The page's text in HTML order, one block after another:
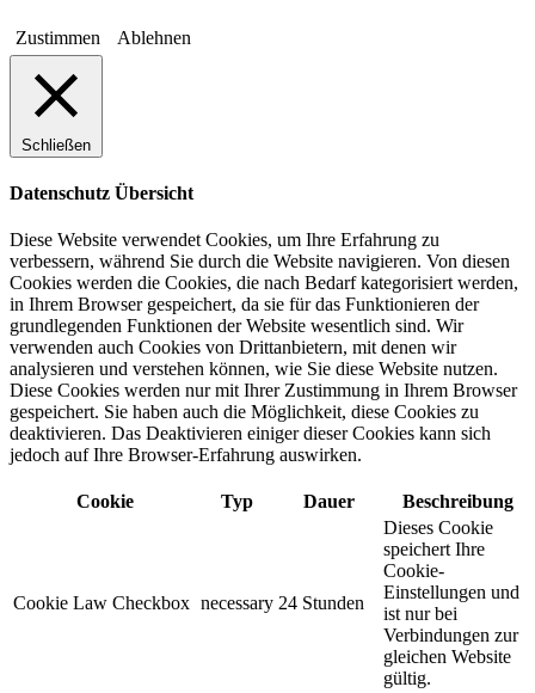
Zustimmen Ablehnen
Schließen
Datenschutz Übersicht
Diese Website verwendet Cookies, um Ihre Erfahrung zu
verbessern, während Sie durch die Website navigieren. Von diesen
Cookies werden die Cookies, die nach Bedarf kategorisiert werden,
in Ihrem Browser gespeichert, da sie für das Funktionieren der
grundlegenden Funktionen der Website wesentlich sind. Wir
verwenden auch Cookies von Drittanbietern, mit denen wir
analysieren und verstehen können, wie Sie diese Website nutzen.
Diese Cookies werden nur mit Ihrer Zustimmung in Ihrem Browser
gespeichert. Sie haben auch die Möglichkeit, diese Cookies zu
deaktivieren. Das Deaktivieren einiger dieser Cookies kann sich
jedoch auf Ihre Browser-Erfahrung auswirken.
Cookie Typ Dauer Beschreibung
Cookie Law Checkbox necessary 24 Stunden
Dieses Cookie
speichert Ihre
Cookie-
Einstellungen und
ist nur bei
Verbindungen zur
gleichen Website
gültig.